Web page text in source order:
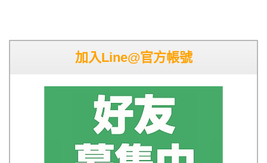
加入Line@官方帳號